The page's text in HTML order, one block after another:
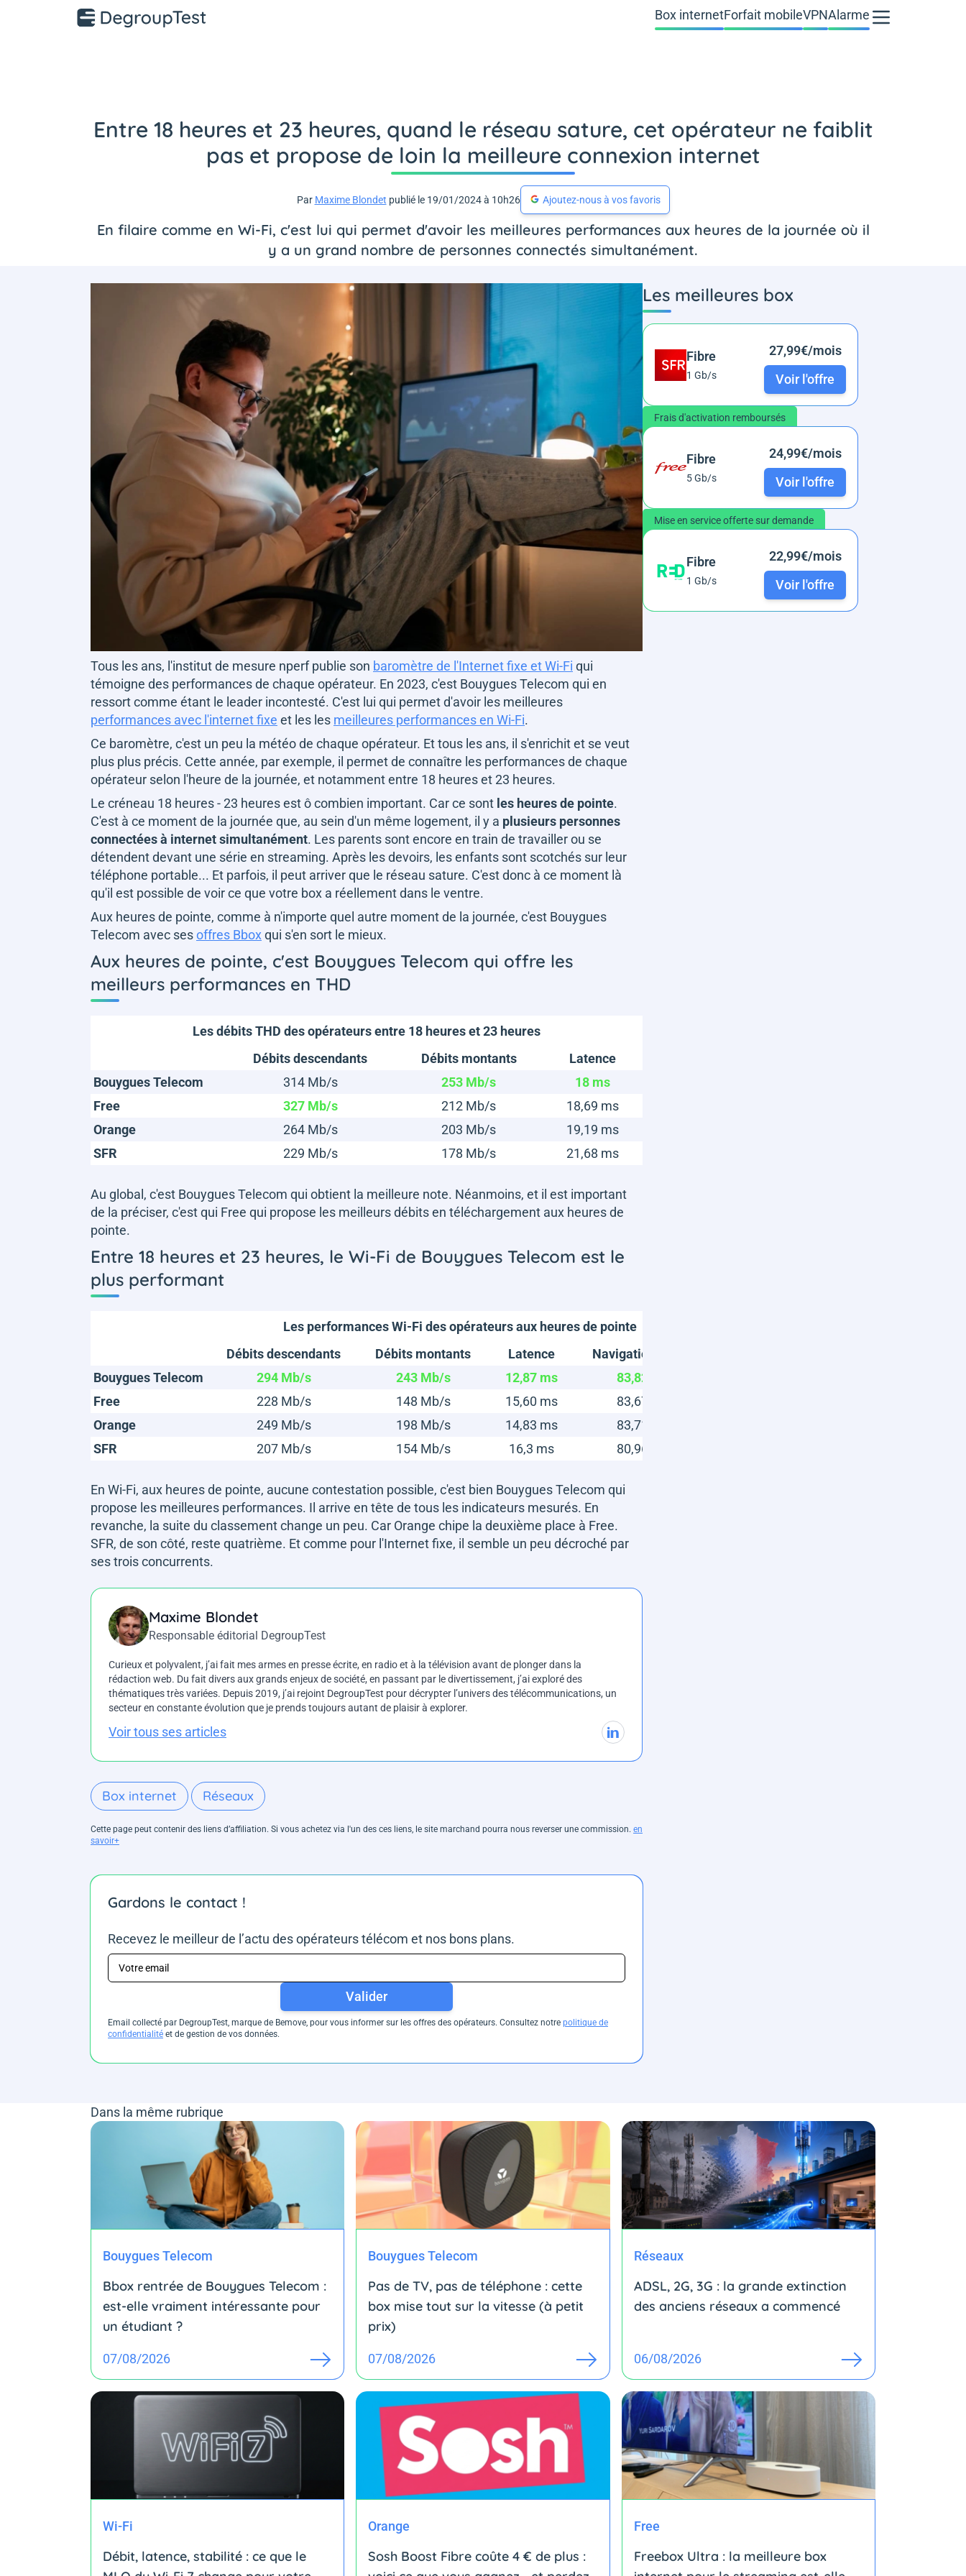
Box internetForfait mobileVPNAlarme
Entre 18 heures et 23 heures, quand le réseau sature, cet opérateur ne faiblit
pas et propose de loin la meilleure connexion internet
Par Maxime Blondet publié le 19/01/2024 à 10h26 Ajoutez-nous à vos favoris
En filaire comme en Wi-Fi, c'est lui qui permet d'avoir les meilleures performances aux heures de la journée où il
y a un grand nombre de personnes connectés simultanément.
Tous les ans, l'institut de mesure nperf publie son baromètre de l'Internet fixe et Wi-Fi qui
témoigne des performances de chaque opérateur. En 2023, c'est Bouygues Telecom qui en
ressort comme étant le leader incontesté. C'est lui qui permet d'avoir les meilleures
performances avec l'internet fixe et les les meilleures performances en Wi-Fi.
Ce baromètre, c'est un peu la météo de chaque opérateur. Et tous les ans, il s'enrichit et se veut
plus plus précis. Cette année, par exemple, il permet de connaître les performances de chaque
opérateur selon l'heure de la journée, et notamment entre 18 heures et 23 heures.
Le créneau 18 heures - 23 heures est ô combien important. Car ce sont les heures de pointe.
C'est à ce moment de la journée que, au sein d'un même logement, il y a plusieurs personnes
connectées à internet simultanément. Les parents sont encore en train de travailler ou se
détendent devant une série en streaming. Après les devoirs, les enfants sont scotchés sur leur
téléphone portable... Et parfois, il peut arriver que le réseau sature. C'est donc à ce moment là
qu'il est possible de voir ce que votre box a réellement dans le ventre.
Aux heures de pointe, comme à n'importe quel autre moment de la journée, c'est Bouygues
Telecom avec sesoffres Bboxqui s'en sort le mieux.
Aux heures de pointe, c'est Bouygues Telecom qui offre les
meilleurs performances en THD
Les débits THD des opérateurs entre 18 heures et 23 heures
Débits descendants
Débits montants
Latence
Bouygues Telecom
314 Mb/s 253 Mb/s
18 ms
Free
327 Mb/s 212 Mb/s
18,69 ms
Orange
264 Mb/s 203 Mb/s
19,19 ms
SFR
229 Mb/s 178 Mb/s 21,68 ms
Au global, c'est Bouygues Telecom qui obtient la meilleure note. Néanmoins, et il est important
de la préciser, c'est qui Free qui propose les meilleurs débits en téléchargement aux heures de
pointe.
Entre 18 heures et 23 heures, le Wi-Fi de Bouygues Telecom est le
plus performant
Les performances Wi-Fi des opérateurs aux heures de pointe
Débits descendants
Débits montants Latence Navigation web
Bouygues Telecom
294 Mb/s 243 Mb/s 12,87 ms 83,82%
Free
228 Mb/s 148 Mb/s 15,60 ms 83,67%
Orange
249 Mb/s 198 Mb/s 14,83 ms 83,71%
SFR
207 Mb/s 154 Mb/s 16,3 ms 80,96%
En Wi-Fi, aux heures de pointe, aucune contestation possible, c'est bien Bouygues Telecom qui
propose les meilleures performances. Il arrive en tête de tous les indicateurs mesurés. En
revanche, la suite du classement change un peu. Car Orange chipe la deuxième place à Free.
SFR, de son côté, reste quatrième. Et comme pour l'Internet fixe, il semble un peu décroché par
ses trois concurrents.
Maxime Blondet
Responsable éditorial DegroupTest
Curieux et polyvalent, j’ai fait mes armes en presse écrite, en radio et à la télévision avant de plonger dans la
rédaction web. Du fait divers aux grands enjeux de société, en passant par le divertissement, j’ai exploré des
thématiques très variées. Depuis 2019, j’ai rejoint DegroupTest pour décrypter l’univers des télécommunications, un
secteur en constante évolution que je prends toujours autant de plaisir à explorer.
Voir tous ses articles
Box internet Réseaux
Cette page peut contenir des liens d’affiliation. Si vous achetez via l'un des ces liens, le site marchand pourra nous reverser une commission. en
savoir+
Gardons le contact !
Recevez le meilleur de l’actu des opérateurs télécom et nos bons plans.
Valider
Email collecté par DegroupTest, marque de Bemove, pour vous informer sur les offres des opérateurs. Consultez notre politique de
confidentialité et de gestion de vos données.
Les meilleures box
Fibre
1 Gb/s
27,99€/mois
Voir l'offre
Frais d'activation remboursés
Fibre
5 Gb/s
24,99€/mois
Voir l'offre
Mise en service offerte sur demande
Fibre
1 Gb/s
22,99€/mois
Voir l'offre
Dans la même rubrique
Bouygues Telecom
Bbox rentrée de Bouygues Telecom :
est-elle vraiment intéressante pour
un étudiant ?
07/08/2026
Bouygues Telecom
Pas de TV, pas de téléphone : cette
box mise tout sur la vitesse (à petit
prix)
07/08/2026
Réseaux
ADSL, 2G, 3G : la grande extinction
des anciens réseaux a commencé
06/08/2026
Wi-Fi
Débit, latence, stabilité : ce que le
Orange
Sosh Boost Fibre coûte 4 € de plus :
Free
Freebox Ultra : la meilleure box